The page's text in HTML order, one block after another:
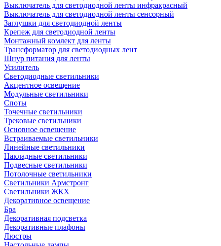
Выключатель для светодиодной ленты инфракрасный
Выключатель для светодиодной ленты сенсорный
Заглушки для светодиодной ленты
Крепеж для светодиодной ленты
Монтажный комлект для ленты
Трансформатор для светодиодных лент
Шнур питания для ленты
Усилитель
Светодиодные светильники
Акцентное освещение
Модульные светильники
Споты
Точечные светильники
Трековые светильники
Основное освещение
Встраиваемые светильники
Линейные светильники
Накладные светильники
Подвесные светильники
Потолочные светильники
Светильники Армстронг
Светильники ЖКХ
Декоративное освещение
Бра
Декоративная подсветка
Декоративные плафоны
Люстры